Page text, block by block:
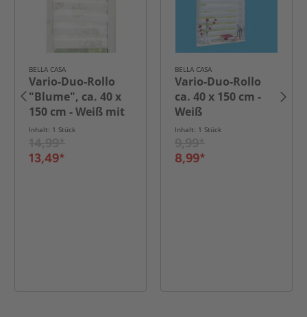
BELLA CASA
Vario-Duo-Rollo
"Blume", ca. 40 x
150 cm - Weiß mit
Motiv
Inhalt: 1 Stück
13,49*
BELLA CASA
Vario-Duo-Rollo
ca. 40 x 150 cm -
Weiß
Inhalt: 1 Stück
8,99*